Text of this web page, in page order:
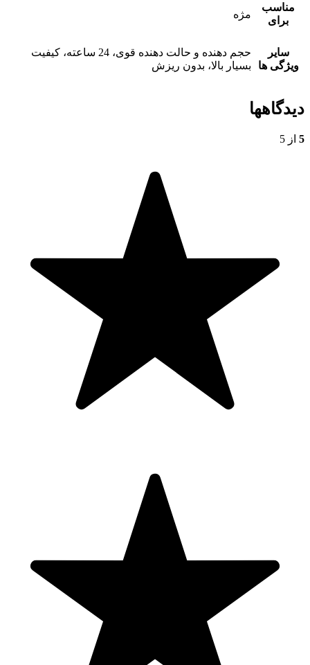
مناسب
برای
مژه
سایر
ویژگی ها
حجم دهنده و حالت دهنده قوی، 24 ساعته، کیفیت
بسیار بالا، بدون ریزش
دیدگاهها
5 از 5